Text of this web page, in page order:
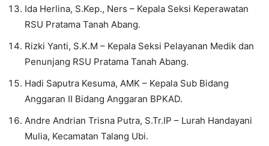
Ida Herlina, S.Kep., Ners – Kepala Seksi Keperawatan
RSU Pratama Tanah Abang.
Rizki Yanti, S.K.M – Kepala Seksi Pelayanan Medik dan
Penunjang RSU Pratama Tanah Abang.
Hadi Saputra Kesuma, AMK – Kepala Sub Bidang
Anggaran II Bidang Anggaran BPKAD.
Andre Andrian Trisna Putra, S.Tr.IP – Lurah Handayani
Mulia, Kecamatan Talang Ubi.